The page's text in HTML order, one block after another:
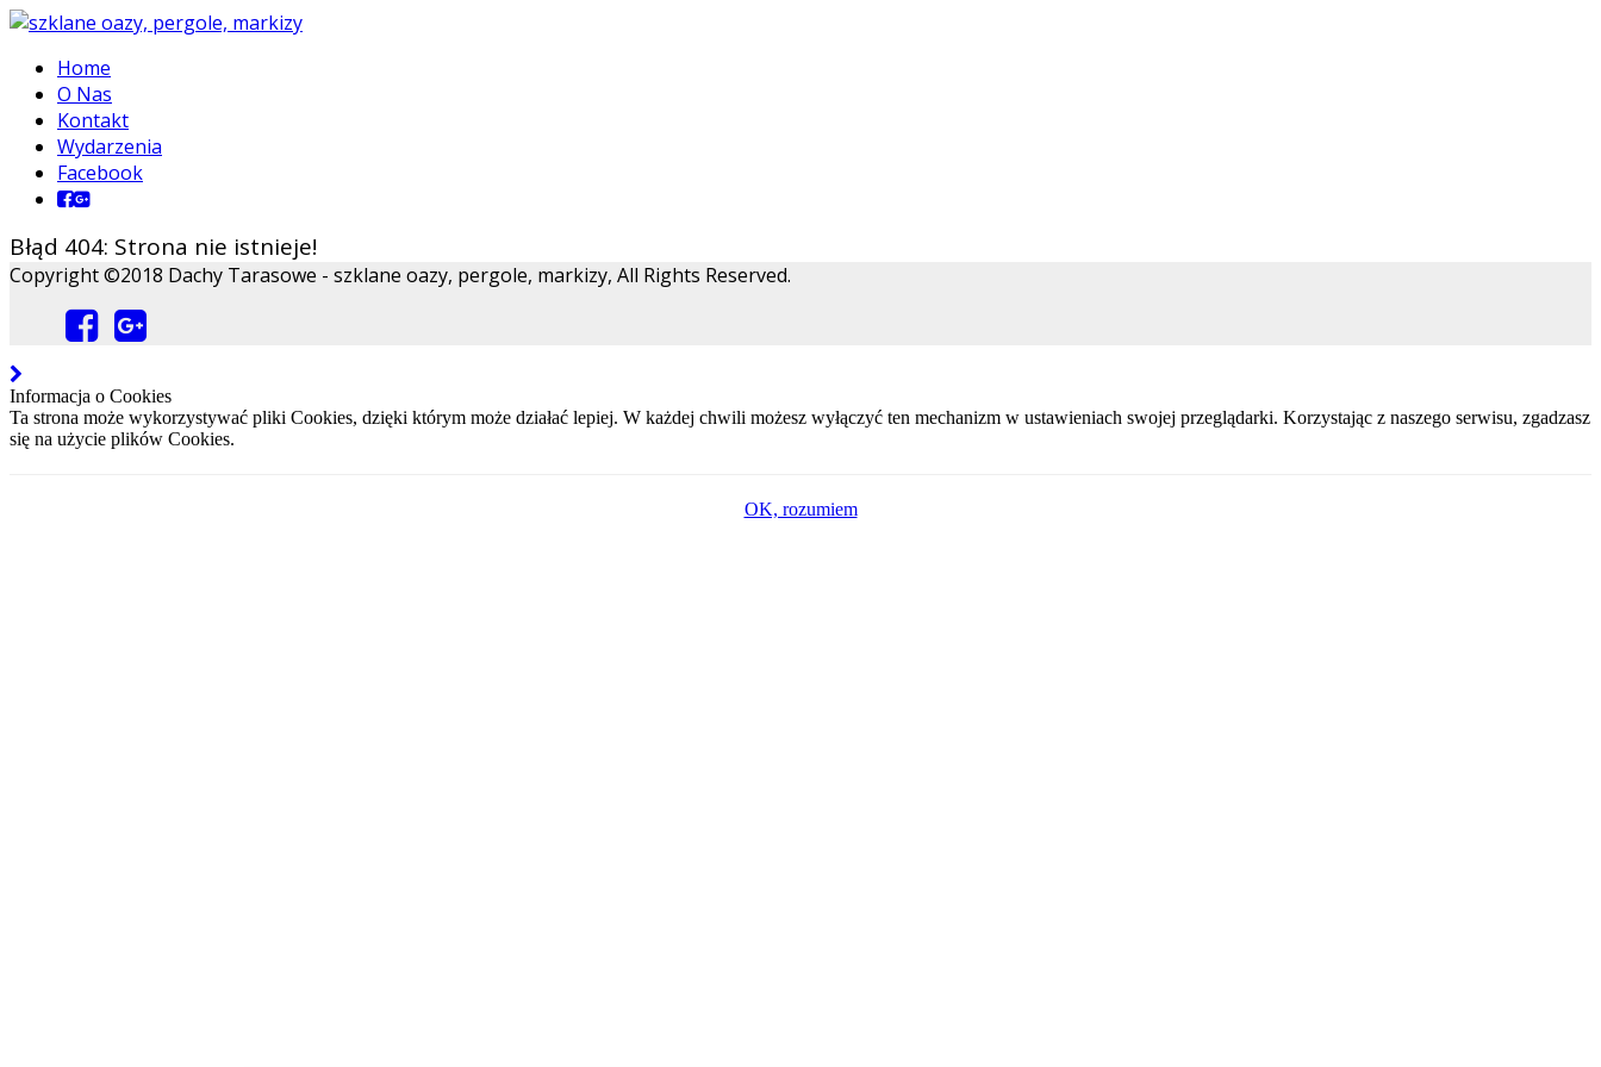
Home
O Nas
Kontakt
Wydarzenia
Facebook
Błąd 404: Strona nie istnieje!
Copyright ©2018 Dachy Tarasowe - szklane oazy, pergole, markizy, All Rights Reserved.
Informacja o Cookies
Ta strona może wykorzystywać pliki Cookies, dzięki którym może działać lepiej. W każdej chwili możesz wyłączyć ten mechanizm w ustawieniach swojej przeglądarki. Korzystając z naszego serwisu, zgadzasz
się na użycie plików Cookies.
OK, rozumiem